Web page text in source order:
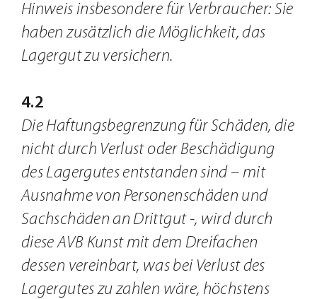
Hinweis insbesondere für Verbraucher: Sie
haben zusätzlich die Möglichkeit, das
Lagergut zu versichern.
4.2
Die Haftungsbegrenzung für Schäden, die
nicht durch Verlust oder Beschädigung
des Lagergutes entstanden sind – mit
Ausnahme von Personenschäden und
Sachschäden an Drittgut -, wird durch
diese AVB Kunst mit dem Dreifachen
dessen vereinbart, was bei Verlust des
Lagergutes zu zahlen wäre, höchstens